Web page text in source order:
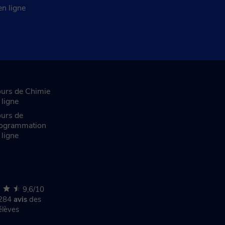
ligne
de Chimie
ligne
de
ligne
9,6/10
avis des